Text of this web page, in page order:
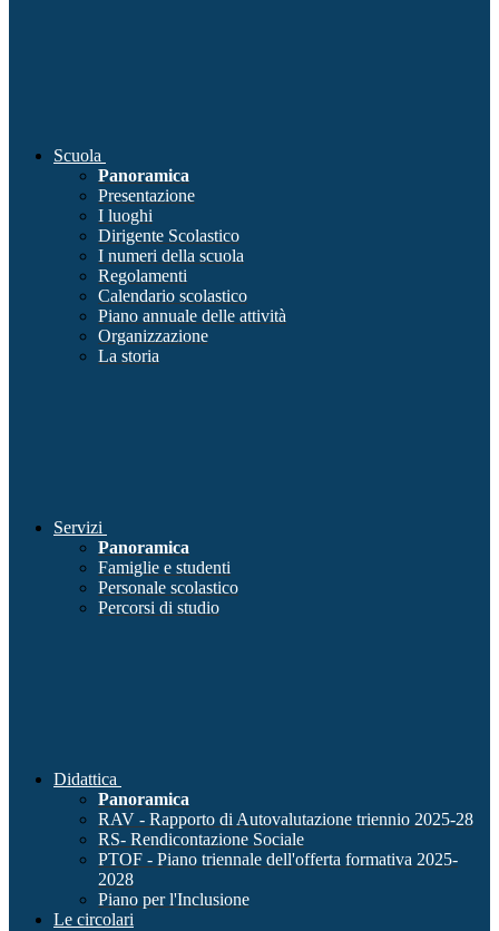
Scuola
Panoramica
Presentazione
I luoghi
Dirigente Scolastico
I numeri della scuola
Regolamenti
Calendario scolastico
Piano annuale delle attività
Organizzazione
La storia
Servizi
Panoramica
Famiglie e studenti
Personale scolastico
Percorsi di studio
Didattica
Panoramica
RAV - Rapporto di Autovalutazione triennio 2025-28
RS- Rendicontazione Sociale
PTOF - Piano triennale dell'offerta formativa 2025-
2028
Piano per l'Inclusione
Le circolari